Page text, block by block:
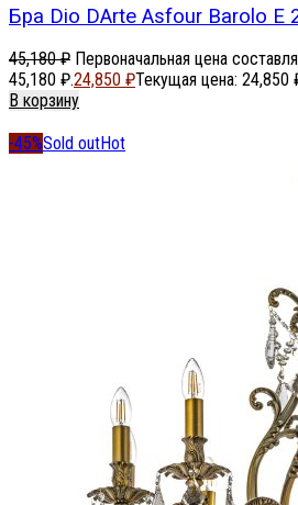
Бра Dio DArte Asfour Barolo E
45,180₽ Первоначальная цена
45,180 ₽.24,850 ₽Текущая цена: 24,850
В корзину
-45%Sold outHot